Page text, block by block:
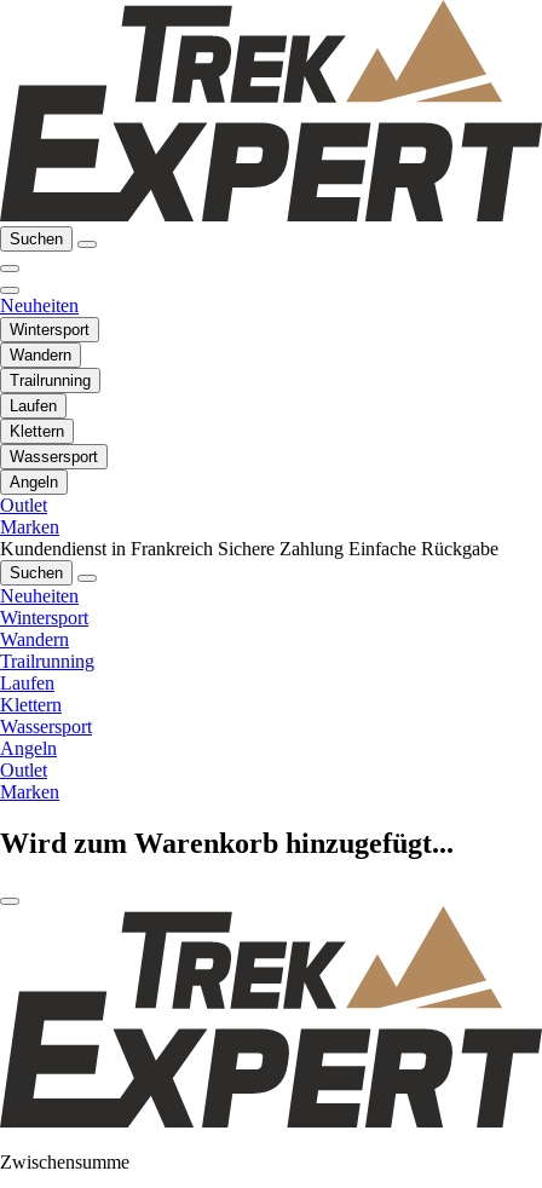
Suchen
Neuheiten
Wintersport
Wandern
Trailrunning
Laufen
Klettern
Wassersport
Angeln
Outlet
Marken
Kundendienst in Frankreich Sichere Zahlung Einfache Rückgabe
Suchen
Neuheiten
Wintersport
Wandern
Trailrunning
Laufen
Klettern
Wassersport
Angeln
Outlet
Marken
Wird zum Warenkorb hinzugefügt...
Zwischensumme